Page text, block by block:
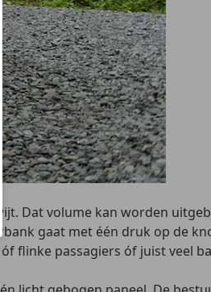
Dat volume kan worden
gaat met één druk op de
flinke passagiers óf juist veel